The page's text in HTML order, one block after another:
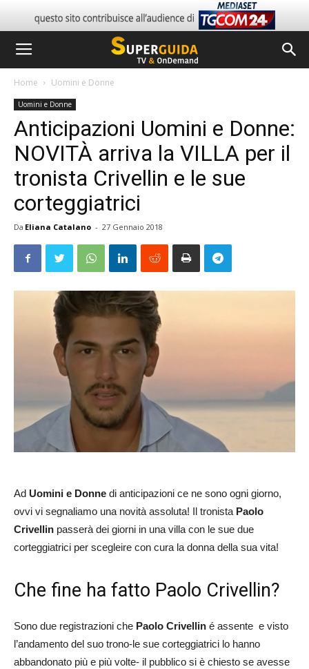
Home Uomini e Donne
Uomini e Donne
Anticipazioni Uomini e Donne:
NOVITÀ arriva la VILLA per il
tronista Crivellin e le sue
corteggiatrici
Da Eliana Catalano - 27 Gennaio 2018
Ad Uomini e Donne di anticipazioni ce ne sono ogni giorno,
ovvi vi segnaliamo una novità assoluta! Il tronista Paolo
Crivellin passerà dei giorni in una villa con le sue due
corteggiatrici per scegleire con cura la donna della sua vita!
Che fine ha fatto Paolo Crivellin?
Sono due registrazioni che Paolo Crivellin é assente e visto
l’andamento del suo trono-le sue corteggiatrici lo hanno
abbandonato più e più volte- il pubblico si è chiesto se avesse